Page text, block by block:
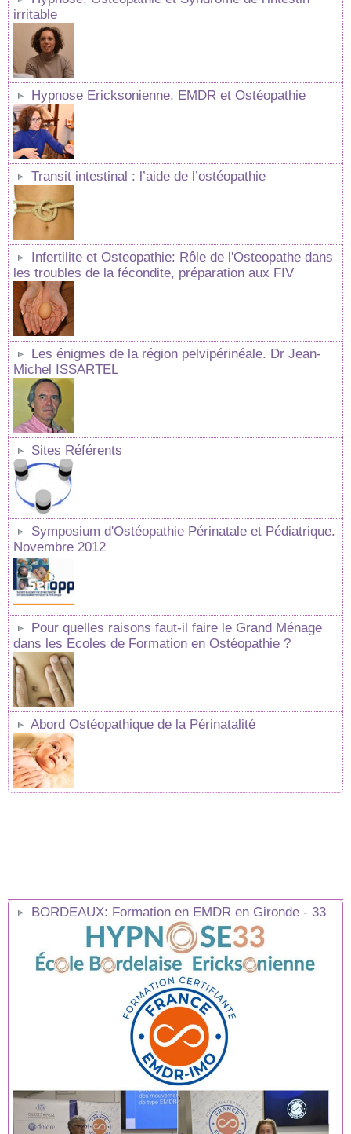
irritable
Hypnose Ericksonienne, EMDR et Ostéopathie
Transit intestinal : l’aide de l’ostéopathie
Infertilite et Osteopathie: Rôle de l'Osteopathe dans
les troubles de la fécondite, préparation aux FIV
Les énigmes de la région pelvipérinéale. Dr Jean-
Michel ISSARTEL
Sites Référents
Symposium d'Ostéopathie Périnatale et Pédiatrique.
Novembre 2012
Pour quelles raisons faut-il faire le Grand Ménage
dans les Ecoles de Formation en Ostéopathie ?
Abord Ostéopathique de la Périnatalité
BORDEAUX: Formation en EMDR en Gironde - 33